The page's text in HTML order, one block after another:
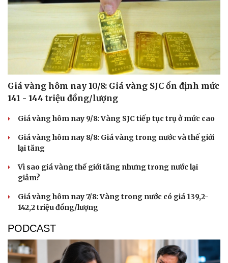
Giá vàng hôm nay 10/8: Giá vàng SJC ổn định mức
141 - 144 triệu đồng/lượng
Giá vàng hôm nay 9/8: Vàng SJC tiếp tục trụ ở mức cao
Giá vàng hôm nay 8/8: Giá vàng trong nước và thế giới
lại tăng
Vì sao giá vàng thế giới tăng nhưng trong nước lại
giảm?
Giá vàng hôm nay 7/8: Vàng trong nước có giá 139,2-
142,2 triệu đồng/lượng
PODCAST